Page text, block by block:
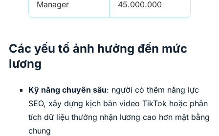
Manager
45.000.000
Các yếu tố ảnh hưởng đến mức
lương
Kỹ năng chuyên sâu: người có thêm năng lực
SEO, xây dựng kịch bản video TikTok hoặc phân
tích dữ liệu thường nhận lương cao hơn mặt bằng
chung